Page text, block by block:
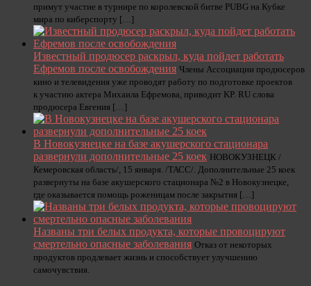
примут участие в турнире по королевской битве PUBG на Кубке
мира по киберспорту […]
Известный продюсер раскрыл, куда пойдет работать
Ефремов после освобождения Члены Ассоциации продюсеров
кино и телевидения уже проводят работу по подготовке проектов
к участию актера Михаила Ефремова, приводит KP. RU слова
продюсера Евгения […]
В Новокузнецке на базе акушерского стационара
развернули дополнительные 25 коек НОВОКУЗНЕЦК /
Кемеровская область/, 15 января. /ТАСС/. Дополнительные 25 коек
развернуты на базе акушерского стационара №2 в Новокузнецке,
где оказывается помощь роженицам после закрытия […]
Названы три белых продукта, которые провоцируют
смертельно опасные заболевания Отказ от некоторых
продуктов продлевает жизнь и способствует улучшению
самочувствия.